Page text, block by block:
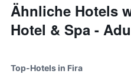
Ähnliche Hotels
Hotel & Spa -
Top-Hotels in Fira